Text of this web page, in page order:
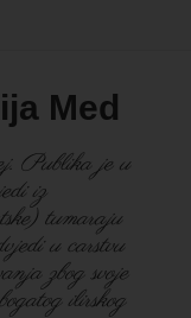
Med
Publika je u
iz
tumaraju
u carstvu
zbog svoje
ilirskog